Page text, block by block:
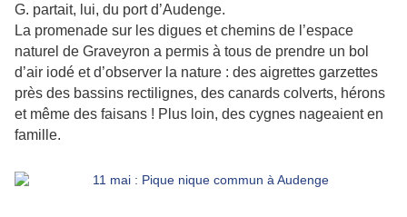
G. partait, lui, du port d’Audenge.
La promenade sur les digues et chemins de l’espace
naturel de Graveyron a permis à tous de prendre un bol
d’air iodé et d’observer la nature : des aigrettes garzettes
près des bassins rectilignes, des canards colverts, hérons
et même des faisans ! Plus loin, des cygnes nageaient en
famille.